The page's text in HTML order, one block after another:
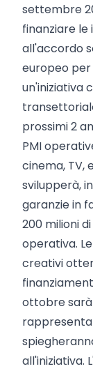
settembre
finanziare
all'accordo
europeo
un'iniziativa
prossimi 2
PMI
cinema, TV,
svilupperà,
garanzie in
200 milioni
operativa.
creativi
ottobre
all'iniziativa.